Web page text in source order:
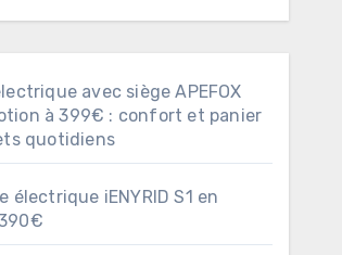
avec siège APEFOX
à 399€ : confort et panier
quotidiens
iENYRID S1 en